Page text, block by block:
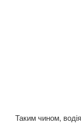
Таким чином,